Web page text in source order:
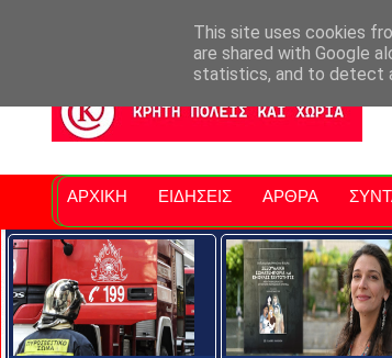
Νομός Λασιθίου Αγαπάμε
ΑΡΧΙΚΗ ΕΙΔΗΣΕΙΣ ΑΡΘΡΑ
This site uses cookies
are shared with Google
statistics, and to detect